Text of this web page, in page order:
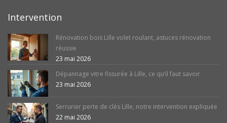
Intervention
Rénovation bois Lille volet roulant, astuces rénovation
réussie
23 mai 2026
Dépannage vitre fissurée à Lille, ce qu’il faut savoir
23 mai 2026
Serrurier perte de clés Lille, notre intervention expliquée
22 mai 2026